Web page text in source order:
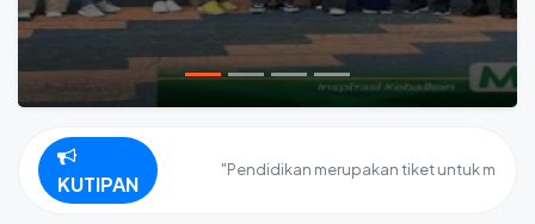
KUTIPAN
"Pendidikan merupakan tiket untuk masa